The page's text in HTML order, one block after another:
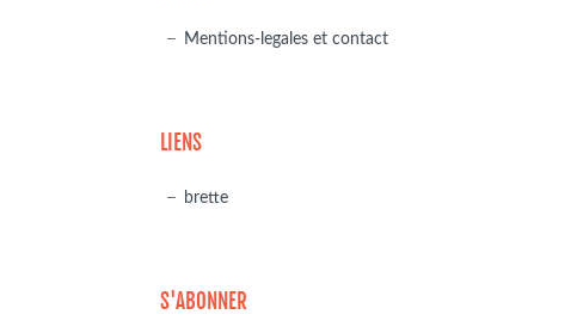
Mentions-legales et contact
LIENS
brette
S'ABONNER